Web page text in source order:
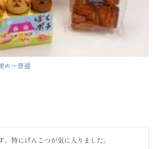
め～普通
。特にげんこつが気に入りました。